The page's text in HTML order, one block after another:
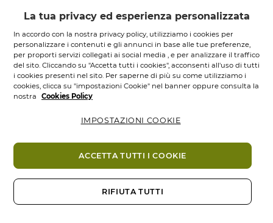
Granit Bleu - 100...
su
5
442
44,95 €
Capelli Granit...
4.8 (131)
4.8
su
5
stelle.
131
12,95 €
La tua privacy ed esperienza personalizzata
In accordo con la nostra privacy policy, utilizziamo i cookies per
personalizzare i contenuti e gli annunci in base alle tue preferenze,
per proporti servizi collegati ai social media , e per analizzare il traffico
del sito. Cliccando su "Accetta tutti i cookies", acconsenti all'uso di tutti
i cookies presenti nel sito. Per saperne di più su come utilizziamo i
cookies, clicca su "impostazioni Cookie" nel banner oppure consulta la
nostra
Cookies Policy
RIFIUTA TUTTI
ACCETTA TUTTI I COOKIE
IMPOSTAZIONI COOKIE